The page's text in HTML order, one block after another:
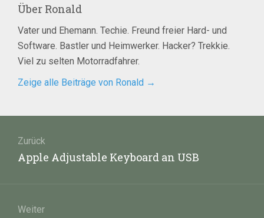
Über Ronald
Vater und Ehemann. Techie. Freund freier Hard- und
Software. Bastler und Heimwerker. Hacker? Trekkie.
Viel zu selten Motorradfahrer.
Zeige alle Beiträge von Ronald →
Zurück
Vorheriger
Apple Adjustable Keyboard an USB
Weiter